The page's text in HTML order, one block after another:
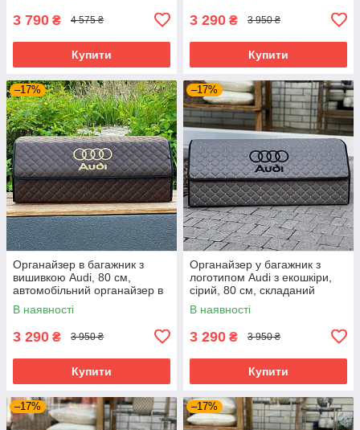
3 790 ₴ 4 575 ₴
Купити
3 290 ₴ 3 950 ₴
Купити
–17%
Органайзер в багажник з
вишивкою Audi, 80 см,
автомобільний органайзер в
авто
В наявності
3 290 ₴ 3 950 ₴
Купити
–17%
Органайзер у багажник з
логотипом Audi з екошкіри,
сірий, 80 см, складаний
органайзер у багажник
В наявності
3 290 ₴ 3 950 ₴
Купити
–17% –17%